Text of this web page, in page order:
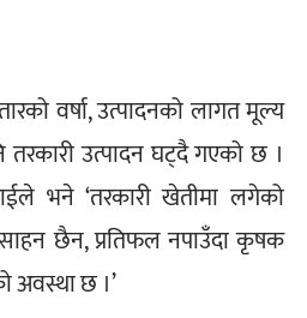
वर्षा, उत्पादनको लागत मूल्य
तरकारी उत्पादन घट्दै गएको छ ।
भने ‘तरकारी खेतीमा लगेको
छैन, प्रतिफल नपाउँदा कृषक
अवस्था छ ।’